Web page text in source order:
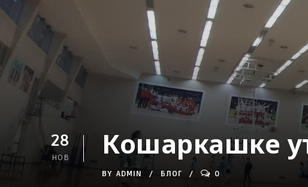
28
НОВ Кошаркашке
BY ADMIN БЛОГ 0